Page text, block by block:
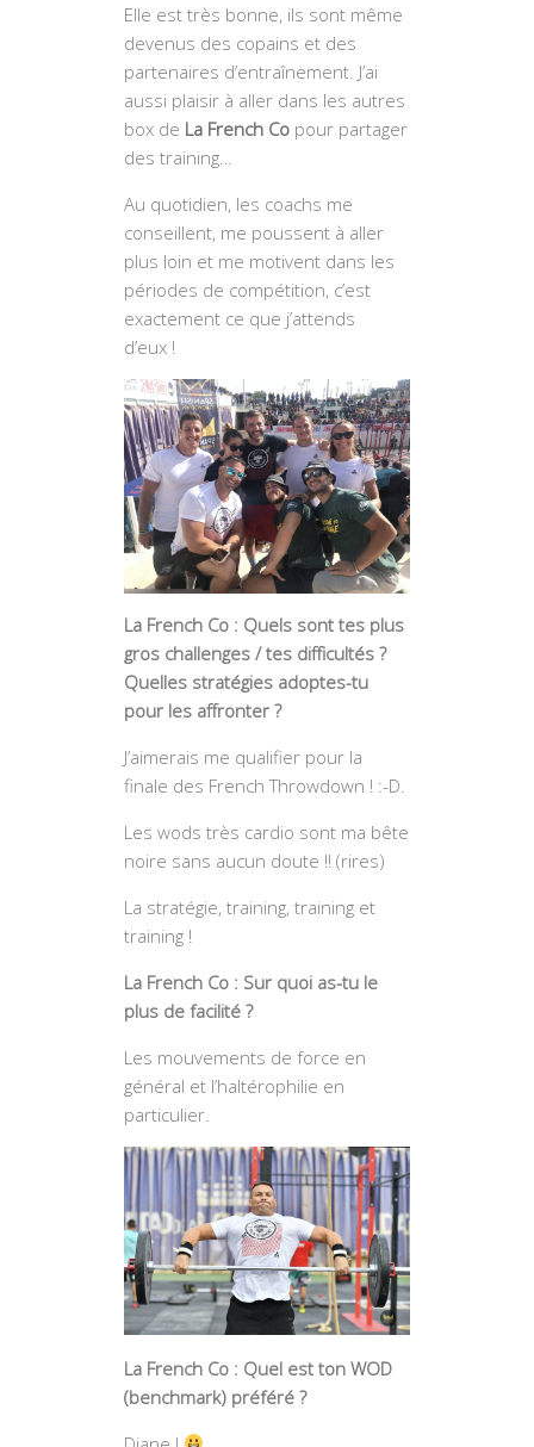
Elle est très bonne, ils sont même
devenus des copains et des
partenaires d’entraînement. J’ai
aussi plaisir à aller dans les autres
box de La French Co pour partager
des training…
Au quotidien, les coachs me
conseillent, me poussent à aller
plus loin et me motivent dans les
périodes de compétition, c’est
exactement ce que j’attends
d’eux !
La French Co : Quels sont tes plus
gros challenges / tes difficultés ?
Quelles stratégies adoptes-tu
pour les affronter ?
J’aimerais me qualifier pour la
finale des French Throwdown ! :-D.
Les wods très cardio sont ma bête
noire sans aucun doute !! (rires)
La stratégie, training, training et
training !
La French Co : Sur quoi as-tu le
plus de facilité ?
Les mouvements de force en
général et l’haltérophilie en
particulier.
La French Co : Quel est ton WOD
(benchmark) préféré ?